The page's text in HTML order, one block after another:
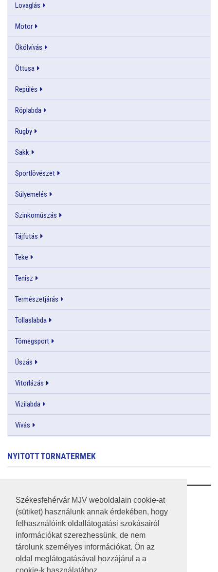
Székesfehérvár MJV weboldalain cookie-at
(sütiket) használunk annak érdekében, hogy
felhasználóink oldallátogatási szokásairól
információkat szerezhessünk, de nem
tárolunk személyes információkat. Ön az
oldal meglátogatásával hozzájárul a a
Lovaglás
Motor
Ökölvívás
Öttusa
Repülés
Röplabda
Rugby
Sakk
Sportlövészet
Súlyemelés
Szinkornúszás
Tájfutás
Teke
Tenisz
Természetjárás
Tollaslabda
Tömegsport
Úszás
Vitorlázás
Vizilabda
Vívás
NYITOTT TORNATERMEK
RSS
A HONLAP 2017.03.31-I ÁLLAPOTA
JOGI NYILATKOZAT
IMPRESSZUM